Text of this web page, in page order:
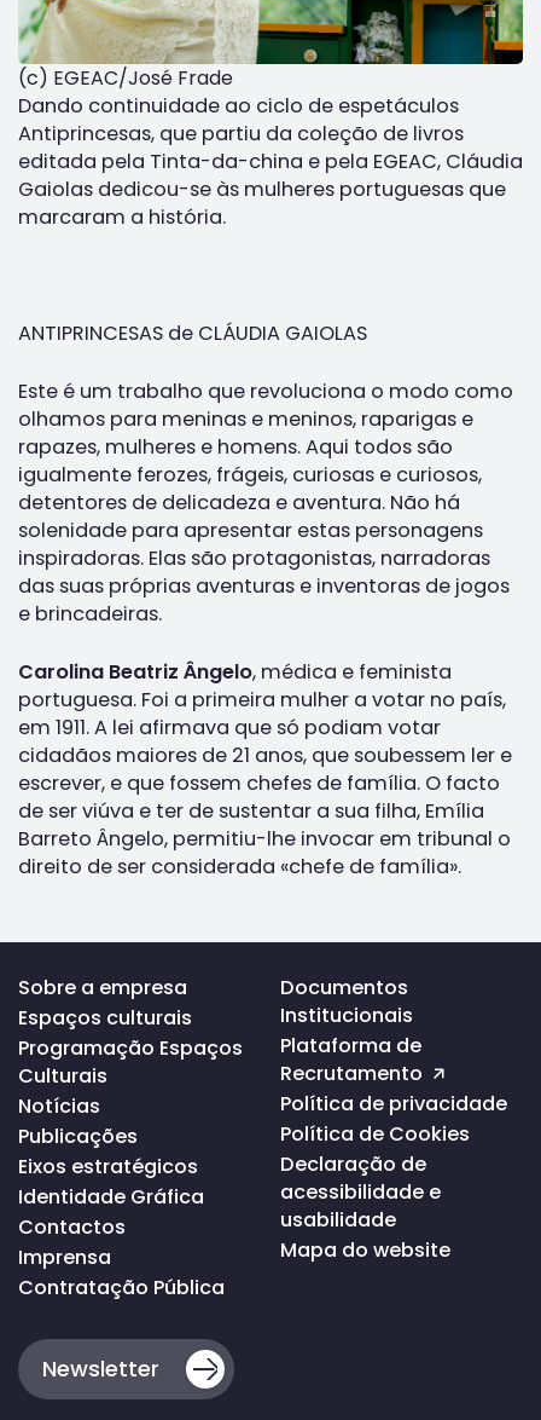
Dando continuidade ao ciclo de espetáculos
Antiprincesas, que partiu da coleção de livros
editada pela Tinta-da-china e pela EGEAC, Cláudia
Gaiolas dedicou-se às mulheres portuguesas que
marcaram a história.
ANTIPRINCESAS de CLÁUDIA GAIOLAS
Este é um trabalho que revoluciona o modo como
olhamos para meninas e meninos, raparigas e
rapazes, mulheres e homens. Aqui todos são
igualmente ferozes, frágeis, curiosas e curiosos,
detentores de delicadeza e aventura. Não há
solenidade para apresentar estas personagens
inspiradoras. Elas são protagonistas, narradoras
das suas próprias aventuras e inventoras de jogos
e brincadeiras.
Carolina Beatriz Ângelo, médica e feminista
portuguesa. Foi a primeira mulher a votar no país,
em 1911. A lei afirmava que só podiam votar
cidadãos maiores de 21 anos, que soubessem ler e
escrever, e que fossem chefes de família. O facto
de ser viúva e ter de sustentar a sua filha, Emília
Barreto Ângelo, permitiu-lhe invocar em tribunal o
direito de ser considerada «chefe de família».
(c) EGEAC/José Frade
Voltar
ao
topo
da
página
Sobre a empresa
Espaços culturais
Programação Espaços
Culturais
Notícias
Publicações
Eixos estratégicos
Identidade Gráfica
Contactos
Imprensa
Contratação Pública
Documentos
Institucionais
Plataforma de
Recrutamento
Política de privacidade
Política de Cookies
Declaração de
acessibilidade e
usabilidade
Mapa do website
Newsletter